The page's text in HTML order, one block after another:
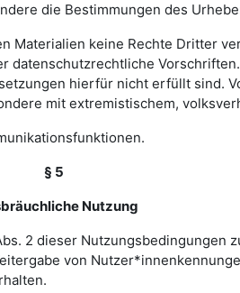
die Bestimmungen des
keine Rechte Dritter
hierfür nicht erfüllt sind.
mit extremistischem,
§ 5
Nutzung
2 dieser
von